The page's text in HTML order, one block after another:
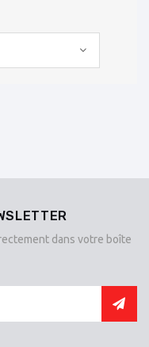
dans votre boîte